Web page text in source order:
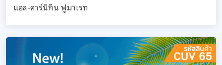
แอล-คาร์นิทีน ฟูมาเรท